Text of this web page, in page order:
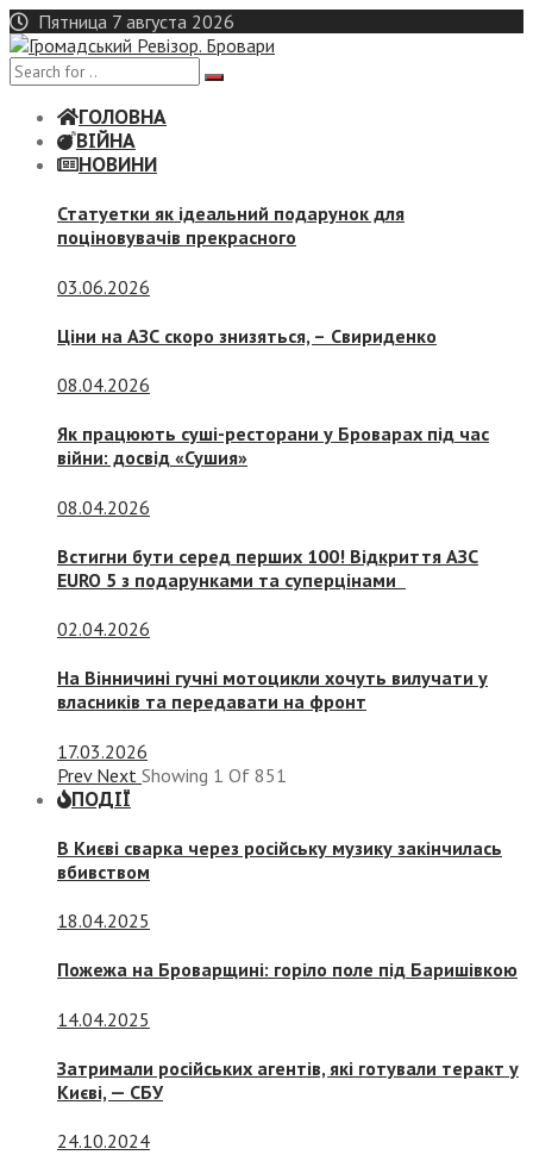
Skip
to
content
Пятница 7 августа 2026
ГОЛОВНА
ВІЙНА
НОВИНИ
Статуетки як ідеальний подарунок для
поціновувачів прекрасного
03.06.2026
Ціни на АЗС скоро знизяться, – Свириденко
08.04.2026
Як працюють суші-ресторани у Броварах під час
війни: досвід «Сушия»
08.04.2026
Встигни бути серед перших 100! Відкриття АЗС
EURO 5 з подарунками та суперцінами
02.04.2026
На Вінничині гучні мотоцикли хочуть вилучати у
власників та передавати на фронт
17.03.2026
Prev Next Showing 1 Of 851
ПОДІЇ
В Києві сварка через російську музику закінчилась
вбивством
18.04.2025
Пожежа на Броварщині: горіло поле під Баришівкою
14.04.2025
Затримали російських агентів, які готували теракт у
Києві, — СБУ
24.10.2024